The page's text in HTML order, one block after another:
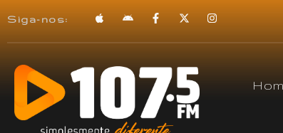
Siga-nos: